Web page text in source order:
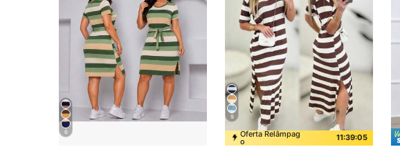
6
9
Oferta Relâmpag
o 11:39:04